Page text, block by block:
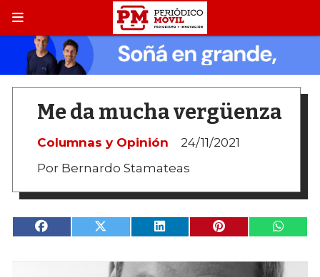
Me da mucha vergüenza
Columnas y Opinión
24/11/2021
Por Bernardo Stamateas